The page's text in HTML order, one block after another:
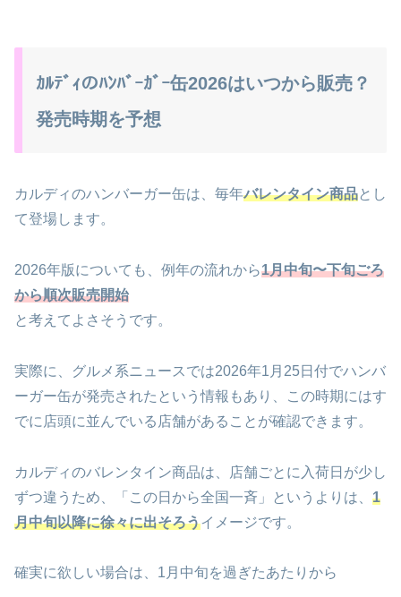
ｶﾙﾃﾞｨのﾊﾝﾊﾞｰｶﾞｰ缶2026はいつから販売？
発売時期を予想
カルディのハンバーガー缶は、毎年バレンタイン商品とし
て登場します。
2026年版についても、例年の流れから1月中旬〜下旬ごろ
から順次販売開始
と考えてよさそうです。
実際に、グルメ系ニュースでは2026年1月25日付でハンバ
ーガー缶が発売されたという情報もあり、この時期にはす
でに店頭に並んでいる店舗があることが確認できます。
カルディのバレンタイン商品は、店舗ごとに入荷日が少し
ずつ違うため、「この日から全国一斉」というよりは、 1
月中旬以降に徐々に出そろうイメージです。
確実に欲しい場合は、1月中旬を過ぎたあたりから